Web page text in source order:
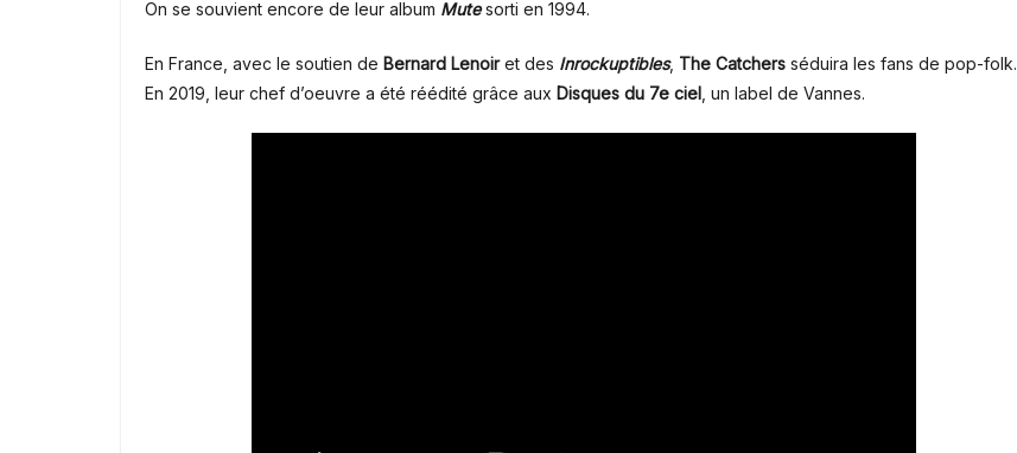
On se souvient encore de leur album Mutesorti en 1994.
En France, avec le soutien de Bernard Lenoiret des Inrockuptibles, The Catchers séduira les fans de pop-folk.
En 2019, leur chef d’oeuvre a été réédité grâce aux Disques du 7e ciel , un label de Vannes.